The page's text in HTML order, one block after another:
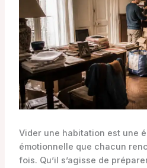
Vider une habitation est une
émotionnelle que chacun
fois. Qu’il s’agisse de